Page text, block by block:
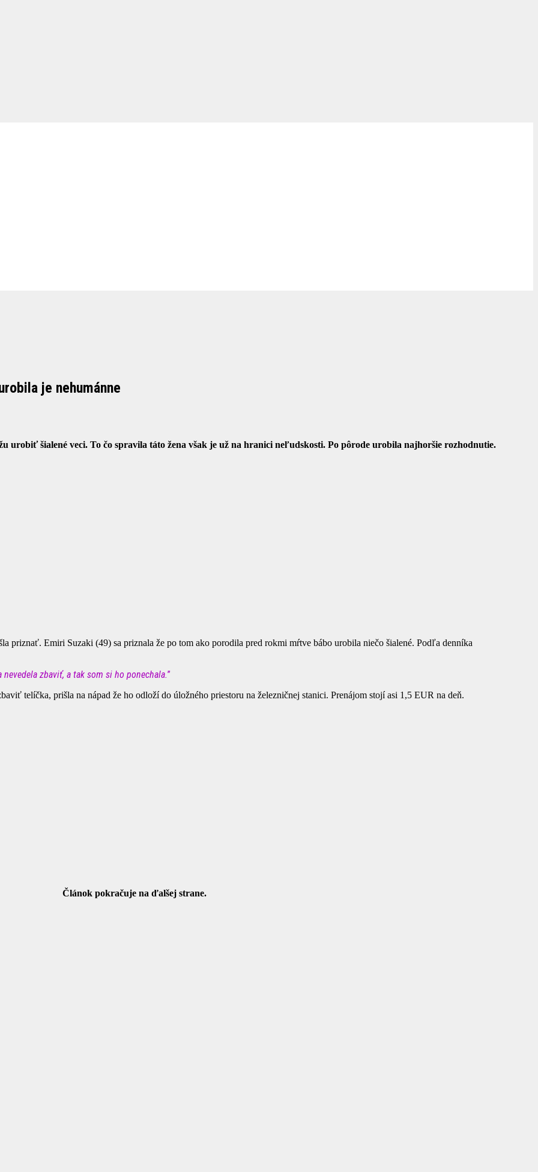
je nehumánne
urobiť šialené veci. To čo spravila táto žena však je už na hranici neľudskosti. Po pôrode urobila najhoršie rozhodnutie.
priznať. Emiri Suzaki (49) sa priznala že po tom ako porodila pred rokmi mŕtve bábo urobila niečo šialené. Podľa denníka
zbaviť, a tak som si ho ponechala.”
telíčka, prišla na nápad že ho odloží do úložného priestoru na železničnej stanici. Prenájom stojí asi 1,5 EUR na deň.
Článok pokračuje na ďalšej strane.